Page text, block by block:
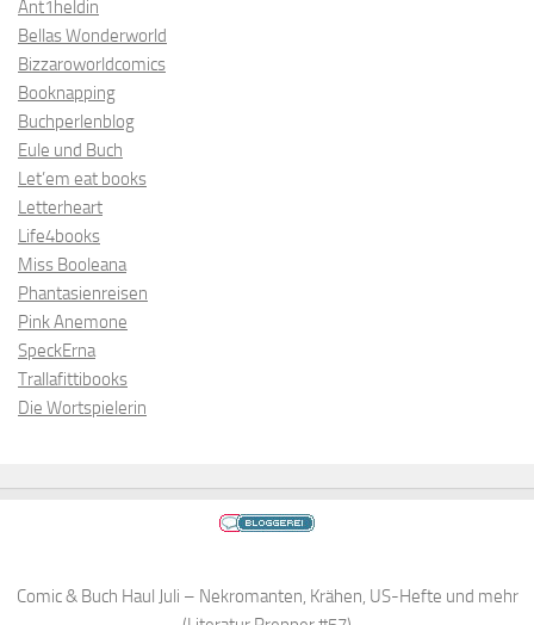
Ant1heldin
Bellas Wonderworld
Bizzaroworldcomics
Booknapping
Buchperlenblog
Eule und Buch
Let’em eat books
Letterheart
Life4books
Miss Booleana
Phantasienreisen
Pink Anemone
SpeckErna
Trallafittibooks
Die Wortspielerin
Comic & Buch Haul Juli – Nekromanten, Krähen, US-Hefte und mehr